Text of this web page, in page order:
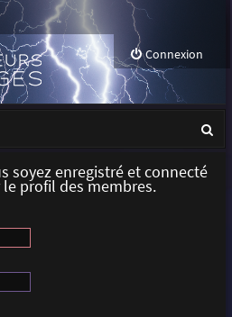
Connexion
soyez enregistré et connecté
profil des membres.